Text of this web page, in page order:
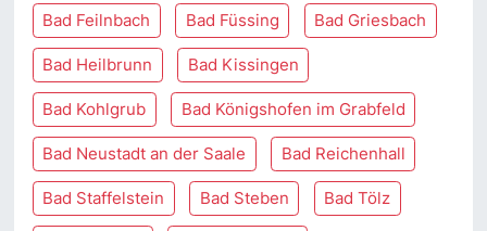
Bad Feilnbach Bad Füssing Bad Griesbach
Bad Heilbrunn Bad Kissingen
Bad Kohlgrub Bad Königshofen im Grabfeld
Bad Neustadt an der Saale Bad Reichenhall
Bad Staffelstein Bad Steben Bad Tölz